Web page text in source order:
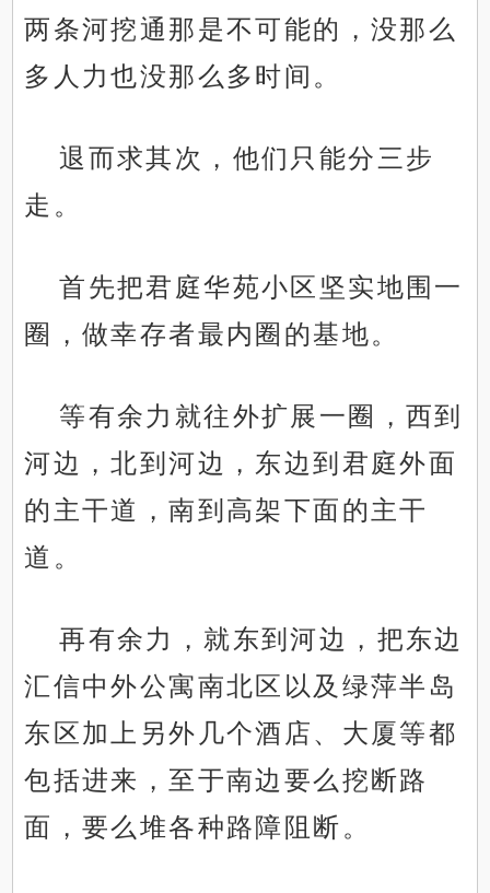
两条河挖通那是不可能的，没那么
多人力也没那么多时间。
退而求其次，他们只能分三步
走。
首先把君庭华苑小区坚实地围一
圈，做幸存者最内圈的基地。
等有余力就往外扩展一圈，西到
河边，北到河边，东边到君庭外面
的主干道，南到高架下面的主干
道。
再有余力，就东到河边，把东边
汇信中外公寓南北区以及绿萍半岛
东区加上另外几个酒店、大厦等都
包括进来，至于南边要么挖断路
面，要么堆各种路障阻断。